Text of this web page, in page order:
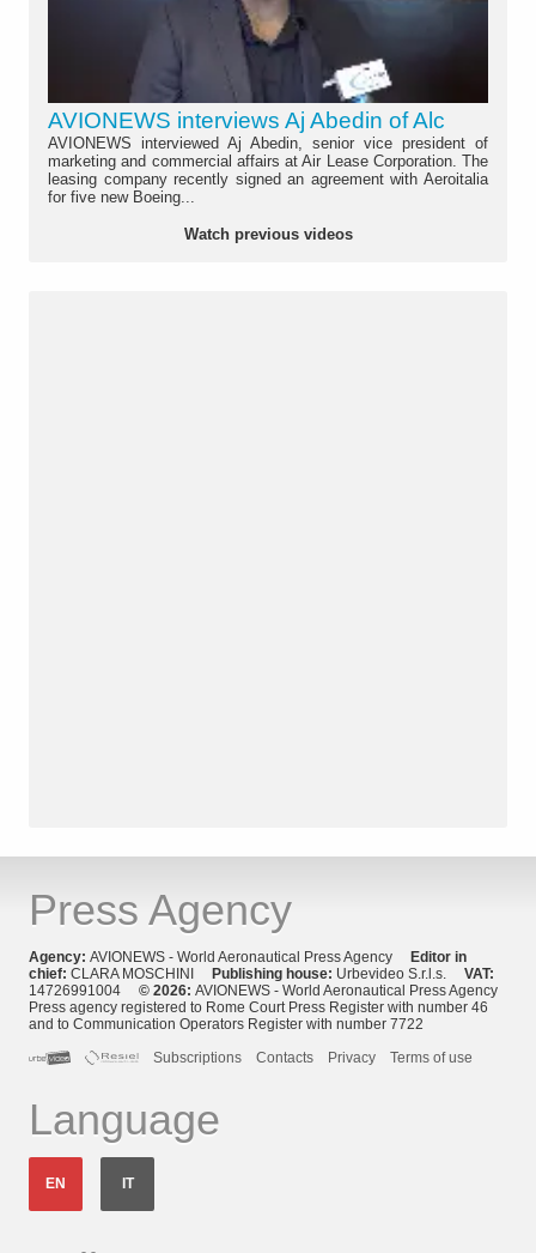
AVIONEWS interviews Aj Abedin of Alc
AVIONEWS interviewed Aj Abedin, senior vice president of
marketing and commercial affairs at Air Lease Corporation. The
leasing company recently signed an agreement with Aeroitalia
for five new Boeing...
Watch previous videos
Press Agency
Agency: AVIONEWS - World Aeronautical Press Agency Editor in
chief: CLARA MOSCHINI Publishing house: Urbevideo S.r.l.s. VAT:
14726991004 © 2026: AVIONEWS - World Aeronautical Press Agency
Press agency registered to Rome Court Press Register with number 46
and to Communication Operators Register with number 7722
Subscriptions
Contacts Privacy Terms of use
Language
EN IT